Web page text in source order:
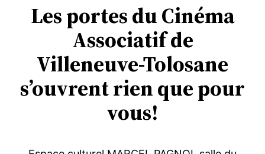
Les portes du Cinéma
Associatif de
Villeneuve-Tolosane
s’ouvrent rien que pour
vous!